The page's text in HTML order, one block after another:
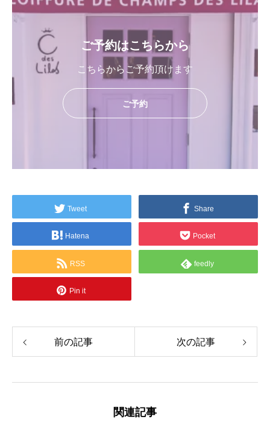
ご予約はこちらから
こちらからご予約頂けます
ご予約
Tweet Share
Hatena Pocket
RSS feedly
Pin it
前の記事 次の記事
関連記事